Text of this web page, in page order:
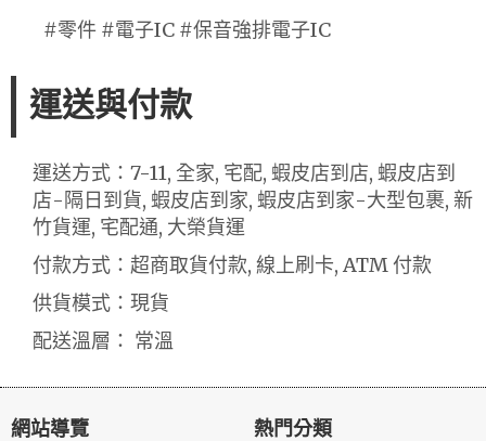
#零件 #電子IC #保音強排電子IC
運送與付款
運送方式：7-11, 全家, 宅配, 蝦皮店到店, 蝦皮店到
店-隔日到貨, 蝦皮店到家, 蝦皮店到家-大型包裹, 新
竹貨運, 宅配通, 大榮貨運
付款方式：超商取貨付款, 線上刷卡, ATM 付款
供貨模式：現貨
配送溫層： 常溫
網站導覽 熱門分類